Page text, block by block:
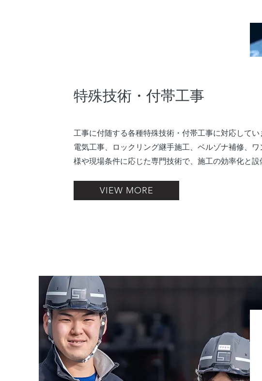
特殊技術・付帯工事
工事に付随する各種特殊技術・付帯工事に対応してい
電気工事、ロックリング継手施工、ベルゾナ補修、
様や現場条件に応じた専門技術で、施工の効率化と設
VIEW MORE